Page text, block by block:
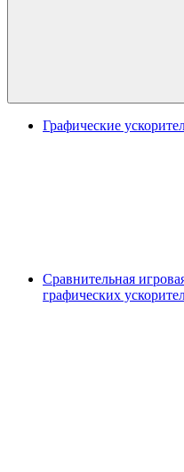
Графические
Сравнительная
графических